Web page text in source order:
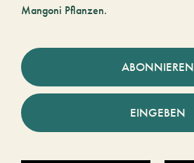
Mangoni Pflanzen.
ABONNIEREN
EINGEBEN